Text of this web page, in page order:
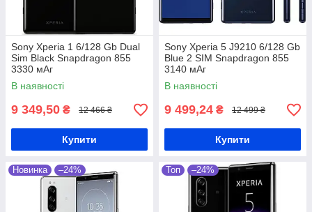
Sony Xperia 1 6/128 Gb Dual
Sim Black Snapdragon 855
3330 мАг
В наявності
9 349,50 ₴ 12 466 ₴
Купити
Sony Xperia 5 J9210 6/128 Gb
Blue 2 SIM Snapdragon 855
3140 мАг
В наявності
9 499,24 ₴ 12 499 ₴
Купити
Новинка –24% Топ –24%